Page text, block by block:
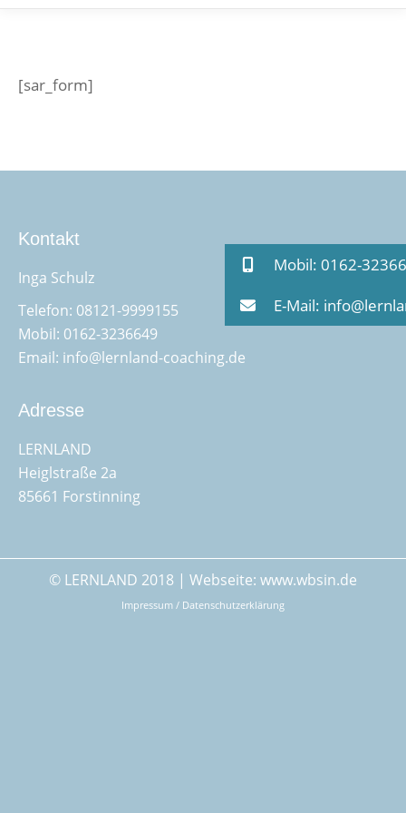
[sar_form]
Kontakt
Inga Schulz
Telefon: 08121-9999155
Mobil: 0162-3236649
Email: info@lernland-coaching.de
Adresse
LERNLAND
Heiglstraße 2a
85661 Forstinning
© LERNLAND 2018 | Webseite: www.wbsin.de
Impressum / Datenschutzerklärung
Mobil: 0162-
E-Mail: